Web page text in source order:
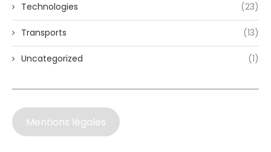
Technologies (23)
Transports (13)
Uncategorized (1)
Mentions légales